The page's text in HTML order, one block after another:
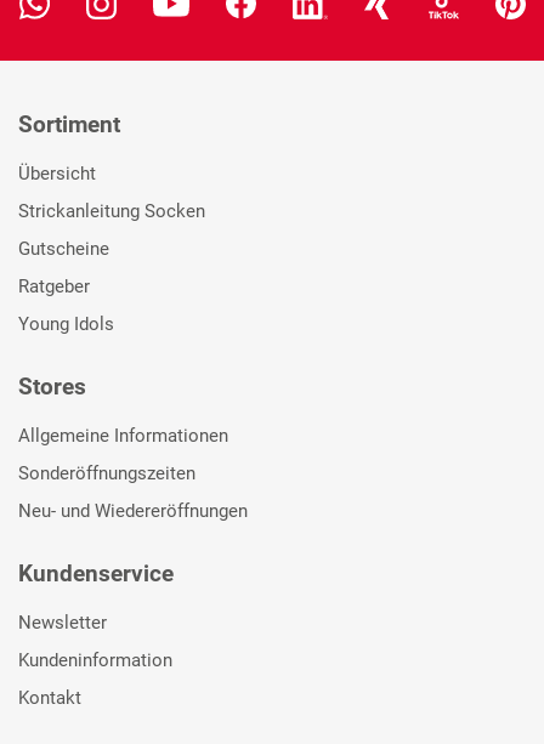
Sortiment
Übersicht
Strickanleitung Socken
Gutscheine
Ratgeber
Young Idols
Stores
Allgemeine Informationen
Sonderöffnungszeiten
Neu- und Wiedereröffnungen
Kundenservice
Newsletter
Kundeninformation
Kontakt